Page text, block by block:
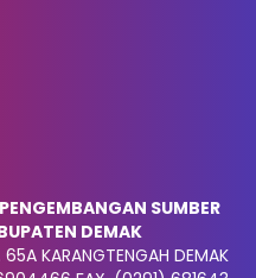
SUMBER
DEMAK
KARANGTENGAH DEMAK